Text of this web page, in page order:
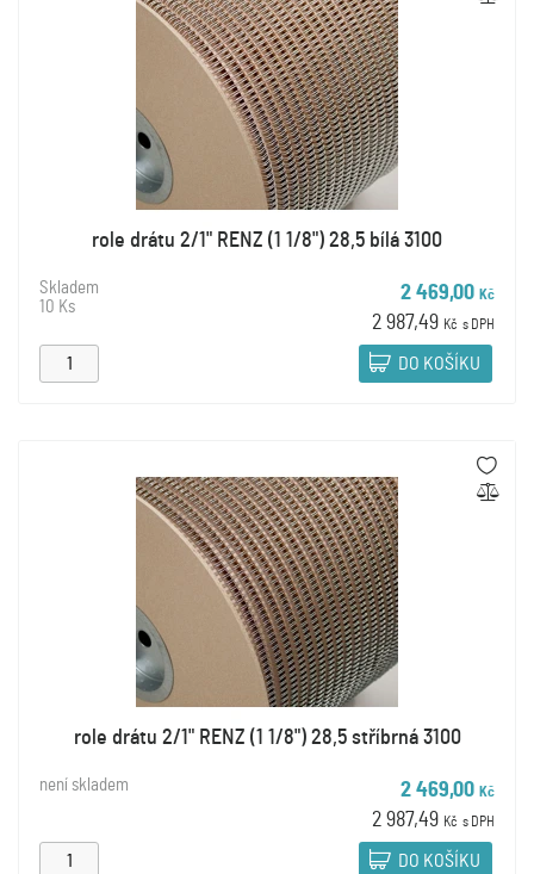
role drátu 2/1" RENZ (1 1/8") 28,5 bílá 3100
Skladem
10 Ks
2 469,00 Kč
2 987,49 Kč s DPH
DO KOŠÍKU
role drátu 2/1" RENZ (1 1/8") 28,5 stříbrná 3100
není skladem 2 469,00 Kč
2 987,49 Kč s DPH
DO KOŠÍKU